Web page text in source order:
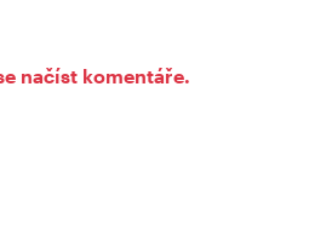
načíst komentáře.